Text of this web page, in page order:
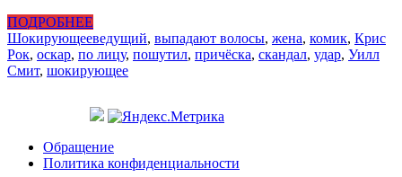
ПОДРОБНЕЕ
Шокирующееведущий, выпадают волосы, жена, комик, Крис
Рок, оскар, по лицу, пошутил, причёска, скандал, удар, Уилл
Смит, шокирующее
Обращение
Политика конфиденциальности